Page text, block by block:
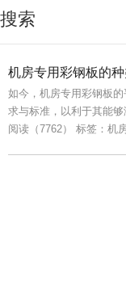
搜索
机房专用彩钢板的种
如今，机房专用彩钢板
求与标准，以利于其能
阅读（7762） 标签：机